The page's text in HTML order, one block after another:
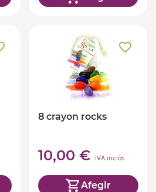
8 crayon rocks
10,00 € IVA inclòs
Afegir